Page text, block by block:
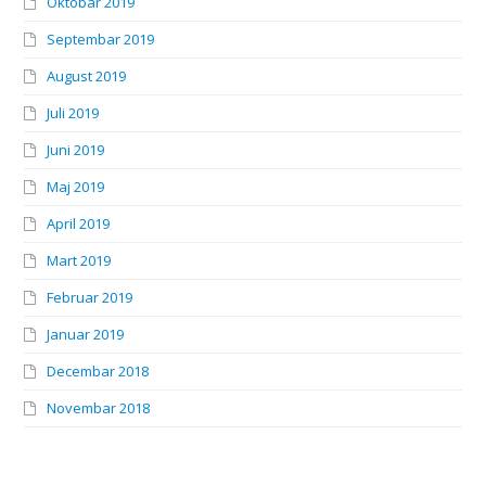
Septembar 2019
August 2019
Juli 2019
Juni 2019
Maj 2019
April 2019
Mart 2019
Februar 2019
Januar 2019
Decembar 2018
Novembar 2018